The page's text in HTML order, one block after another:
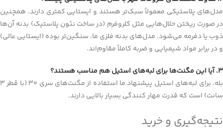
مدل‌های پلاستیکی معمولاً سبک‌تر هستند و ایستایی کمتری دارند. همچنین
در صورت ریختن حلال‌هایی مثل کلروفرم (در ساخت نئون پلاستیک) بدنه آن‌ها
ذوب یا دفرمه می‌شود. مدل‌های بدنه فلزی ما، سنگین‌تر بوده (ایستایی عالی)
و در برابر مواد شیمیایی و ضربه کاملاً مقاوم‌اند.
۳. آیا این مگنت‌ها برای لبه‌های استیل هم مناسب هستند؟
بله، برای لبه‌های استیل پیشنهاد ما استفاده از مگنت‌های سری ۳۰ (با قطر ۳
سانت) است که قدرت مهار کنندگی بسیار بالایی دارند.
نتیجه‌گیری و خرید